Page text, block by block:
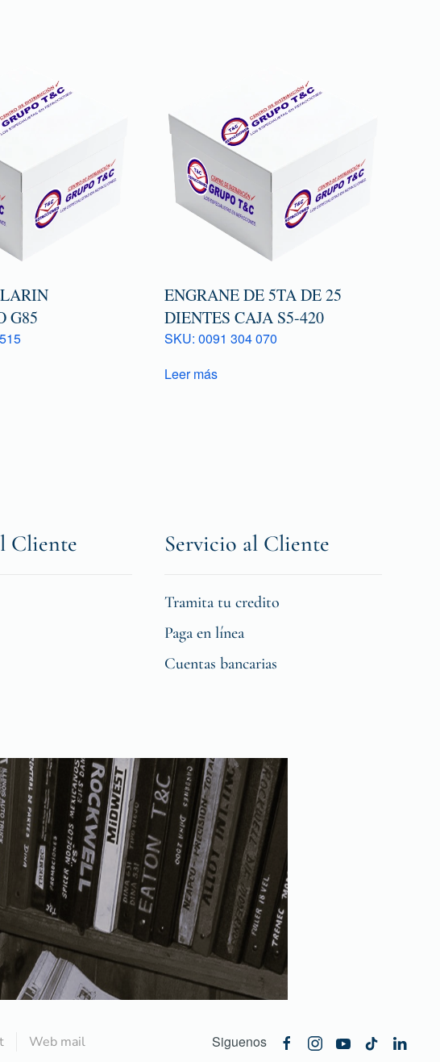
G85
ENGRANE DE 5TA DE 25
DIENTES CAJA S5-420
SKU: 0091 304 070
Leer más
Cliente Servicio al Cliente
Tramita tu credito
Paga en línea
Cuentas bancarias
Web mail Siguenos